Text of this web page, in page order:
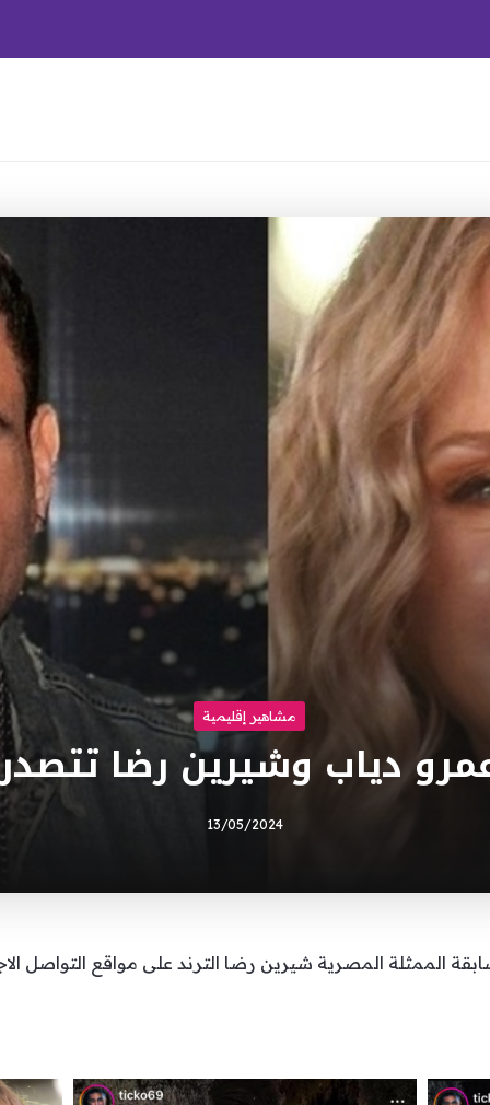
مشاهير إقليمية
دياب وشيرين رضا تتصدر
13/05/2024
الممثلة المصرية شيرين رضا الترند على مواقع التواصل